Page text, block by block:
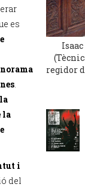
es
.
la
i
del
regidor